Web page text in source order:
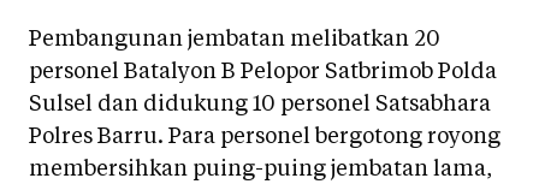
Pembangunan jembatan melibatkan 20
personel Batalyon B Pelopor Satbrimob Polda
Sulsel dan didukung 10 personel Satsabhara
Polres Barru. Para personel bergotong royong
membersihkan puing-puing jembatan lama,